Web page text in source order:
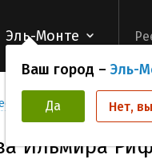
Эль-Монте
Ваш город – Эль-
Да Нет,
Исследователей
Ильмира